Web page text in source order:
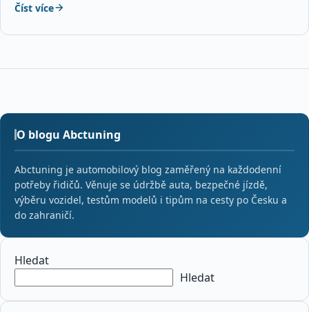
Číst více
O blogu Abctuning
Abctuning je automobilový blog zaměřený na každodenní
potřeby řidičů. Věnuje se údržbě auta, bezpečné jízdě,
výběru vozidel, testům modelů i tipům na cesty po Česku a
do zahraničí.
Hledat
Hledat